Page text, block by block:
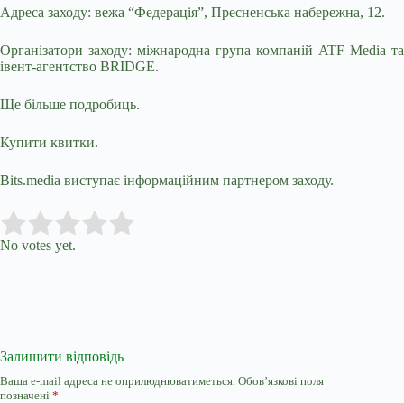
Адреса заходу: вежа “Федерація”, Пресненська набережна, 12.
Організатори заходу: міжнародна група компаній ATF Media та
івент-агентство BRIDGE.
Ще більше подробиць.
Купити квитки.
Bits.media виступає інформаційним партнером заходу.
Rate this item:
No votes yet.
Залишити відповідь
Ваша e-mail адреса не оприлюднюватиметься. Обов’язкові поля
позначені *